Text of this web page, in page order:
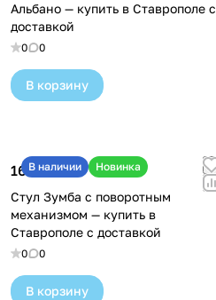
Альбано — купить в Ставрополе с
доставкой
0 0
В корзину
В наличии Новинка
16 600 ₽
Стул Зумба с поворотным
механизмом — купить в
Ставрополе с доставкой
0 0
В корзину